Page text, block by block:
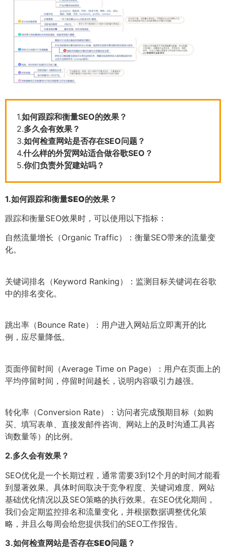
1.如何跟踪和衡量SEO的效果？
2.多久会有效果？
3.如何检查网站是否存在SEO问题？
4.什么样的外贸网站适合做谷歌SEO？
5.你们负责外贸建站吗？
1.如何跟踪和衡量SEO的效果？
跟踪和衡量SEO效果时，可以使用以下指标：
自然流量增长（Organic Traffic）：衡量SEO带来的流量变
化。
关键词排名（Keyword Ranking）：监测目标关键词在谷歌
中的排名变化。
跳出率（Bounce Rate）：用户进入网站后立即离开的比
例，应尽量降低。
页面停留时间（Average Time on Page）：用户在页面上的
平均停留时间，停留时间越长，说明内容吸引力越强。
转化率（Conversion Rate）：访问者完成预期目标（如购
买、填写表单、直接发邮件咨询、网站上的及时沟通工具咨
询数量等）的比例。
2.多久会有效果？
SEO优化是一个长期过程，通常需要3到12个月的时间才能看
到显著效果。具体时间取决于竞争程度、关键词难度、网站
基础优化情况以及SEO策略的执行效果。在SEO优化期间，
我们会定期监控排名和流量变化，并根据数据调整优化策
略，并且么每周会给您提供我们的SEO工作报告。
3.如何检查网站是否存在SEO问题？